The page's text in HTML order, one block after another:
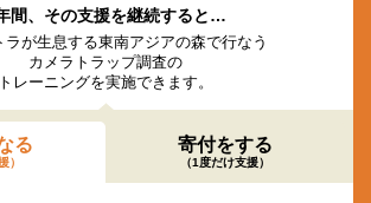
間、その支援を継続すると…
ラが生息する東南アジアの森で行なう
カメラトラップ調査の
トレーニングを実施できます。
る
）
寄付をする
（1度だけ支援）